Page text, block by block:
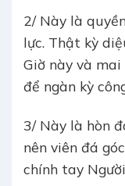
2/ Này là
lực. Thật kỳ
Giờ này và
để ngàn kỳ
3/ Này là hòn
nên viên đá
chính tay